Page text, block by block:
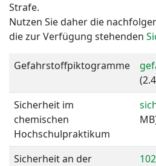
Strafe.
Nutzen Sie daher die
die zur Verfügung stehenden
Gefahrstoffpiktogramme
Sicherheit im
chemischen
Hochschulpraktikum
Sicherheit an der